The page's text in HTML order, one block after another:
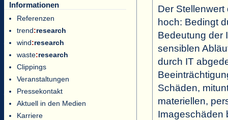
Informationen
Referenzen
trend:research
wind:research
waste:research
Clippings
Veranstaltungen
Pressekontakt
Aktuell in den Medien
Karriere
Der Stellenwert
hoch: Bedingt
Bedeutung der
sensiblen
durch IT
Schäden,
materiellen,
Imageschäden